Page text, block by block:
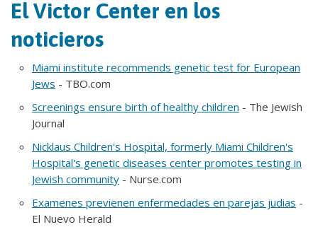
El Victor Center en los
noticieros
Miami institute recommends genetic test for European
Jews - TBO.com
Screenings ensure birth of healthy children - The Jewish
Journal
Nicklaus Children's Hospital, formerly Miami Children's
Hospital's genetic diseases center promotes testing in
Jewish community - Nurse.com
Examenes previenen enfermedades en parejas judias -
El Nuevo Herald